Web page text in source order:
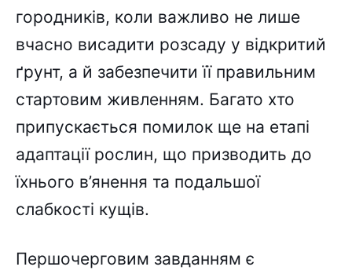
городників, коли важливо не лише
вчасно висадити розсаду у відкритий
ґрунт, а й забезпечити її правильним
стартовим живленням. Багато хто
припускається помилок ще на етапі
адаптації рослин, що призводить до
їхнього в’янення та подальшої
слабкості кущів.
Першочерговим завданням є